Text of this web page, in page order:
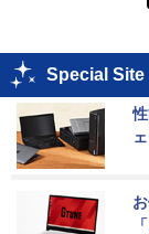
Special Site